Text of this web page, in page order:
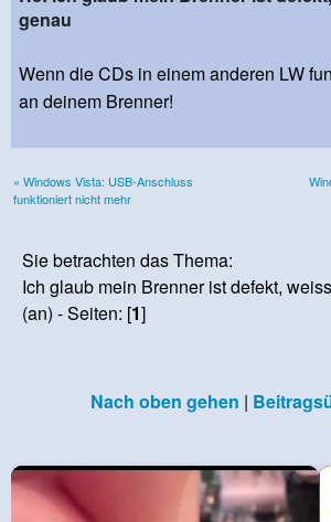
genau
Wenn die CDs in einem anderen LW
an deinem Brenner!
« Windows Vista: USB-Anschluss
funktioniert nicht mehr
Sie betrachten das Thema:
Ich glaub mein Brenner ist defekt,
(an) - Seiten: [1]
Nach oben gehen |